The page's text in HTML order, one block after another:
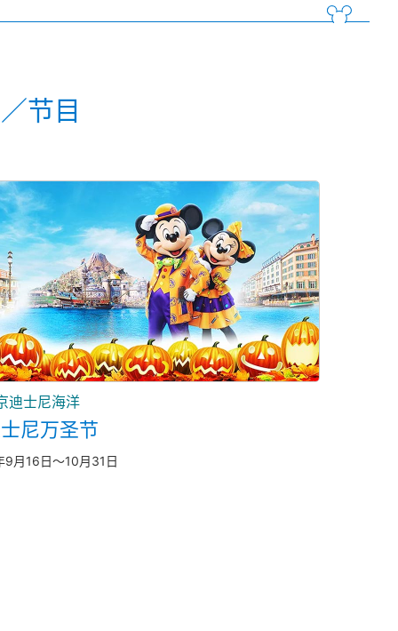
节目
迪士尼海洋
尼万圣节
9月16日～10月31日